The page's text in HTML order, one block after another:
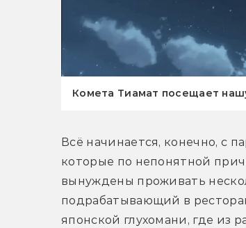
Комета Тиамат посещает
Всё начинается, конечно, с
которые по непонятной
вынуждены проживать
подрабатывающий в
японской глухомани, где из